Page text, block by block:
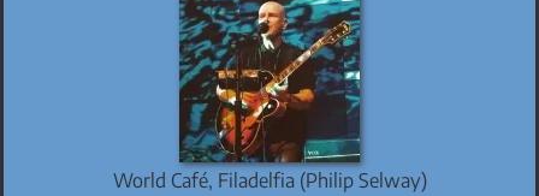
World Café, Filadelfia (Philip Selway)